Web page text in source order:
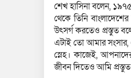
শেখ হাসিনা বলেন,
থেকে তিনি
উৎসর্গ করতেও প্রস্তুত
এটাই তো আমার
স্নেহ। কাজেই,
জীবন দিতেও আমি